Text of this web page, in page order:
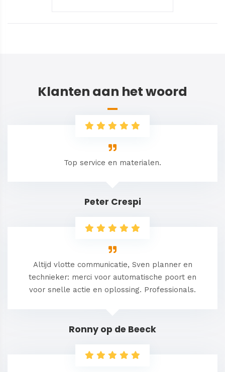
Klanten aan het woord
Peter Crespi
Top service en materialen.
Ronny op de Beeck
Altijd vlotte communicatie, Sven planner en
technieker: merci voor automatische poort en
voor snelle actie en oplossing. Professionals.